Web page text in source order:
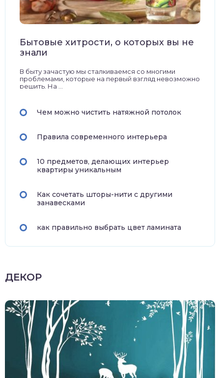
Бытовые хитрости, о которых вы не
знали
В быту зачастую мы сталкиваемся со многими
проблемами, которые на первый взгляд невозможно
решить. На ...
Чем можно чистить натяжной потолок
Правила современного интерьера
10 предметов, делающих интерьер
квартиры уникальным
Как сочетать шторы-нити с другими
занавесками
как правильно выбрать цвет ламината
ДЕКОР